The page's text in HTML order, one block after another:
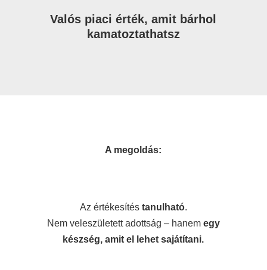
Valós piaci érték, amit bárhol
kamatoztathatsz
A megoldás:
Az értékesítés tanulható.
Nem veleszületett adottság – hanem egy
készség, amit el lehet sajátítani.